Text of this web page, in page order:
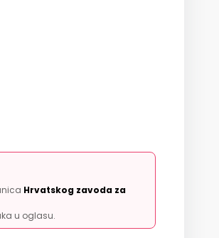
Hrvatskog zavoda za
u oglasu.